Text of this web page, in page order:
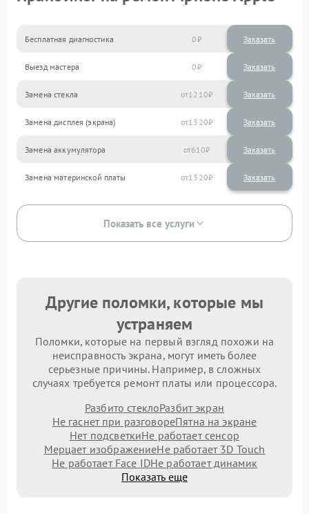
Бесплатная диагностика 0 Заказать
Выезд мастера 0 Заказать
Замена стекла 1210
Замена дисплея (экрана) 1320
Замена аккумулятора 610
Замена материнской платы 1320
Показать все услуги
Другие поломки, которые мы
устраняем
Поломки, которые на первый взгляд похожи на
неисправность экрана, могут иметь более
серьезные причины. Например, в сложных
случаях требуется ремонт платы или процессора.
Разбито стеклоРазбит экран
Не гаснет при разговореПятна на экране
Нет подсветкиНе работает сенсор
Мерцает изображениеНе работает 3D Touch
Не работает Face IDНе работает динамик
Показать еще